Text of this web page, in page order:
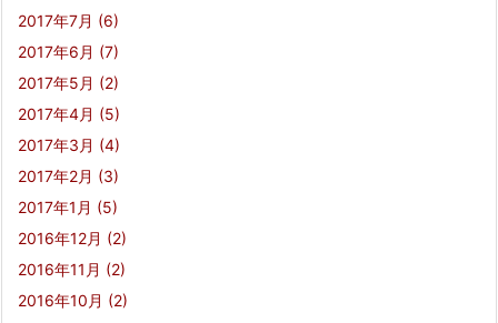
2017年7月 (6)
2017年6月 (7)
2017年5月 (2)
2017年4月 (5)
2017年3月 (4)
2017年2月 (3)
2017年1月 (5)
2016年12月 (2)
2016年11月 (2)
2016年10月 (2)